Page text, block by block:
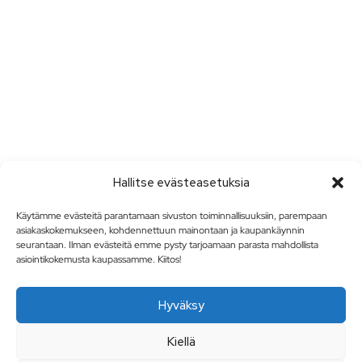
Hallitse evästeasetuksia
Käytämme evästeitä parantamaan sivuston toiminnallisuuksiin, parempaan
asiakaskokemukseen, kohdennettuun mainontaan ja kaupankäynnin
seurantaan. Ilman evästeitä emme pysty tarjoamaan parasta mahdollista
asiointikokemusta kaupassamme. Kiitos!
Hyväksy
Kiellä